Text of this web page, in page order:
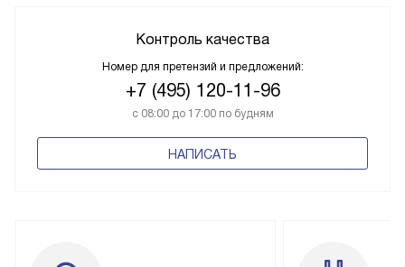
Контроль качества
Номер для претензий и предложений:
+7 (495) 120-11-96
с 08:00 до 17:00 по будням
НАПИСАТЬ